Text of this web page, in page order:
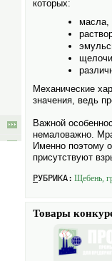
которых:
масла,
Механические
значения, ведь
Важной
немаловажно.
Именно поэтому
присутствуют
РУБРИКА: Щебень,
Товары